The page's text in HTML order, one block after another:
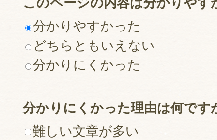
分かりやすかった
どちらともいえない
分かりにくかった
分かりにくかった理由は何です
難しい文章が多い